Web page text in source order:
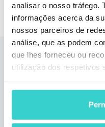
analisar o nosso tráfego.
informações acerca da
nossos parceiros de
análise, que as podem
que lhes forneceu ou
utilização dos respetivos
Leia